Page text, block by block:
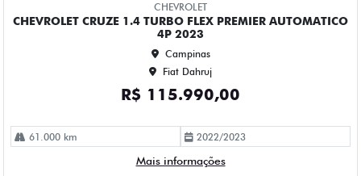
CHEVROLET MONTANA 1.2 TURBO FLEX PREMIER